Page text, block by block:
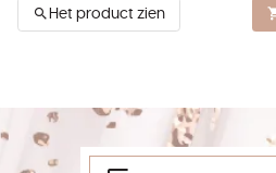
Het product zien